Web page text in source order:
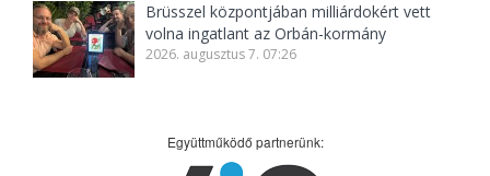
Brüsszel központjában milliárdokért vett
volna ingatlant az Orbán-kormány
2026. augusztus 7. 07:26
Együttműködő partnerünk: